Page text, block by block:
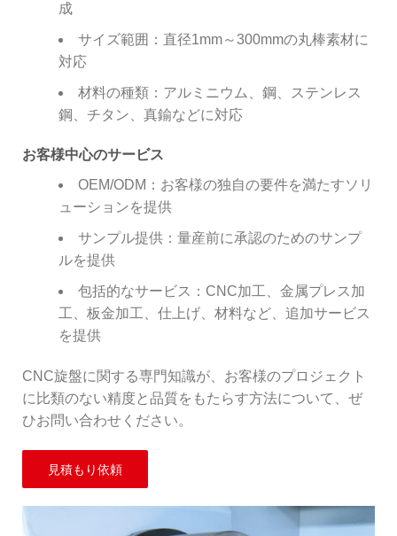
成
サイズ範囲：直径1mm～300mmの丸棒素材に
対応
材料の種類：アルミニウム、鋼、ステンレス
鋼、チタン、真鍮などに対応
お客様中心のサービス
OEM/ODM：お客様の独自の要件を満たすソリ
ューションを提供
サンプル提供：量産前に承認のためのサンプ
ルを提供
包括的なサービス：CNC加工、金属プレス加
工、板金加工、仕上げ、材料など、追加サービス
を提供
CNC旋盤に関する専門知識が、お客様のプロジェクト
に比類のない精度と品質をもたらす方法について、ぜ
ひお問い合わせください。
見積もり依頼